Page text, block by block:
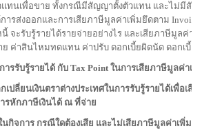
นเพื่อขาย ทั้งกรณีมีสัญญาตั้งตัวแทน และไม่มีสัญ
ส่งออกและการเสียภาษีมูลค่าเพิ่มยึดตาม Invoice
รับรู้รายได้รายจ่ายอย่างไร และเสียภาษีมูลค่าเ
าสินไหมทดแทน ค่าปรับ ดอกเบี้ยผิดนัด ดอกเบี้ยจ
ารรับรู้รายได้ กับ Tax Point ในการเสียภาษีมูลค่าเพิ่
กเปลี่ยนเงินตราต่างประเทศในการรับรู้รายได้
รหักภาษีเงินได้ ณ ที่จ่าย
กิจการ กรณีใดต้องเสีย และไม่เสียภาษีมูลค่าเพิ่ม